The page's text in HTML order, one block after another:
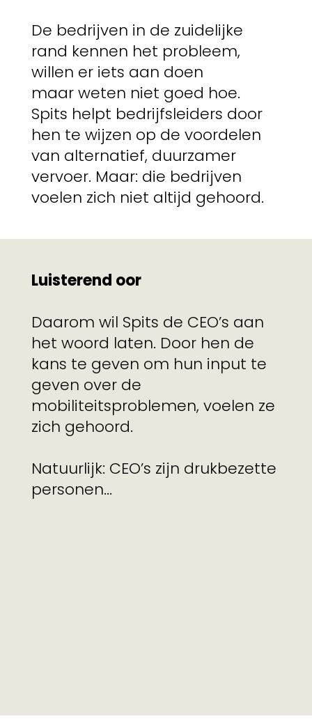
De bedrijven in de zuidelijke
rand kennen het probleem,
willen er iets aan doen
maar weten niet goed hoe.
Spits helpt bedrijfsleiders door
hen te wijzen op de voordelen
van alternatief, duurzamer
vervoer. Maar: die bedrijven
voelen zich niet altijd gehoord.
Luisterend oor
Daarom wil Spits de CEO’s aan
het woord laten. Door hen de
kans te geven om hun input te
geven over de
mobiliteitsproblemen, voelen ze
zich gehoord.
Natuurlijk: CEO’s zijn drukbezette
personen...